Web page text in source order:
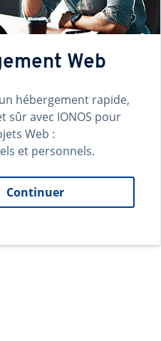
Web
hébergement rapide,
sûr avec IONOS pour
Web :
et personnels.
Continuer